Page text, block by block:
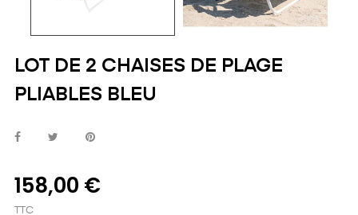
LOT DE 2 CHAISES DE PLAGE
PLIABLES BLEU
158,00 €
TTC